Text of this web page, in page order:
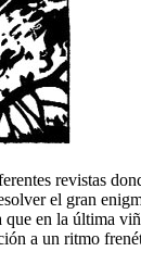
revistas
el gran
en la última
a un ritmo